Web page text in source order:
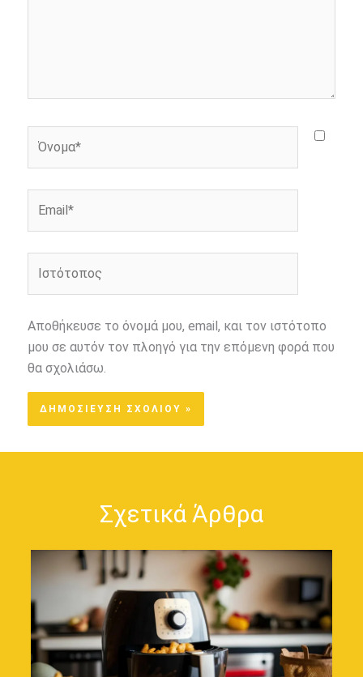
Αποθήκευσε το όνομά μου, email, και τον ιστότοπο
μου σε αυτόν τον πλοηγό για την επόμενη φορά που
θα σχολιάσω.
Σχετικά Άρθρα